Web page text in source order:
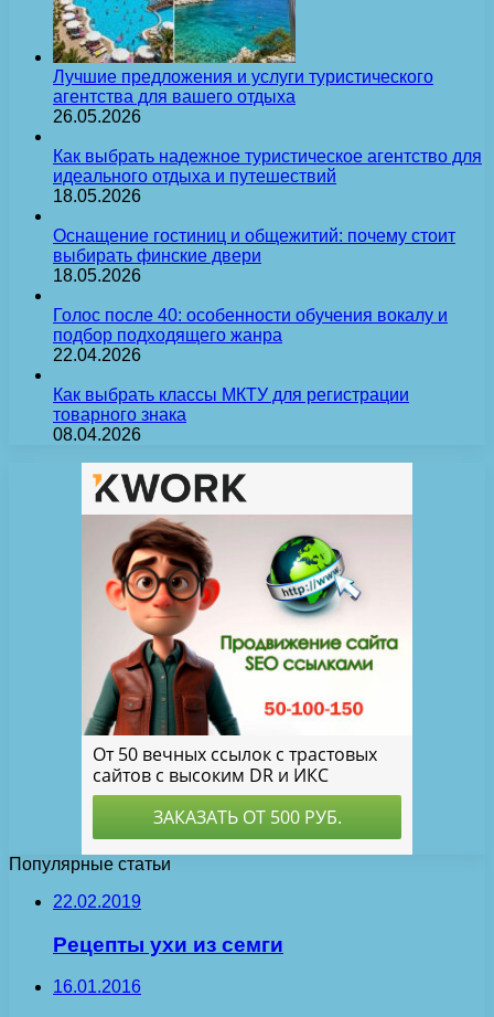
Лучшие предложения и услуги туристического
агентства для вашего отдыха
26.05.2026
Как выбрать надежное туристическое агентство для
идеального отдыха и путешествий
18.05.2026
Оснащение гостиниц и общежитий: почему стоит
выбирать финские двери
18.05.2026
Голос после 40: особенности обучения вокалу и
подбор подходящего жанра
22.04.2026
Как выбрать классы МКТУ для регистрации
товарного знака
08.04.2026
Популярные статьи
22.02.2019
Рецепты ухи из семги
16.01.2016